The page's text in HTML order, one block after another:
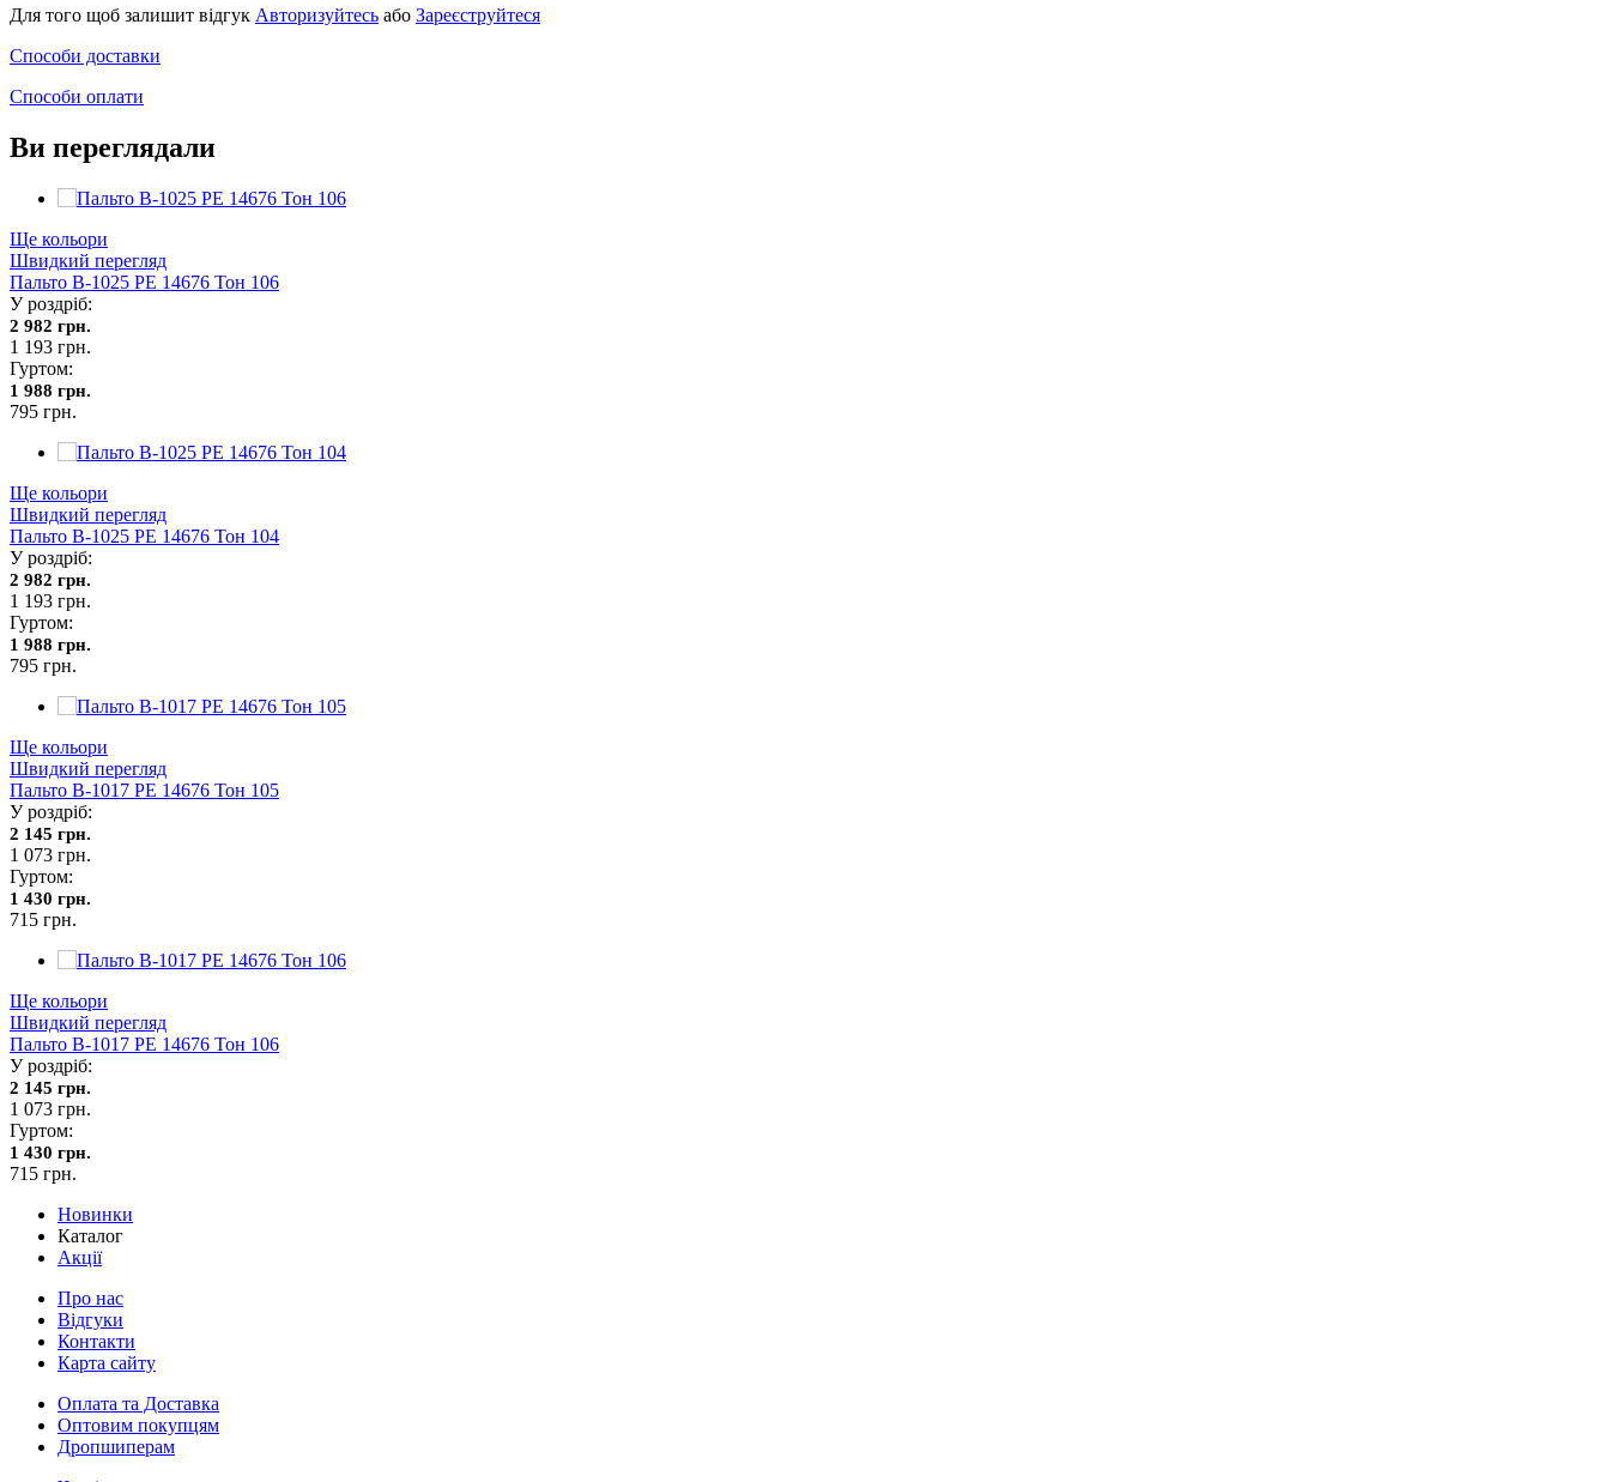
Для того щоб залишит відгук Авторизуйтесь або Зареєструйтеся
Способи доставки
Способи оплати
Ви переглядали
Ще кольори
Швидкий перегляд
Пальто В-1025 PE 14676 Тон 106
У роздріб:
2 982 грн.
1 193 грн.
Гуртом:
1 988 грн.
795 грн.
Ще кольори
Швидкий перегляд
Пальто В-1025 PE 14676 Тон 104
У роздріб:
2 982 грн.
1 193 грн.
Гуртом:
1 988 грн.
795 грн.
Ще кольори
Швидкий перегляд
Пальто В-1017 PE 14676 Тон 105
У роздріб:
2 145 грн.
1 073 грн.
Гуртом:
1 430 грн.
715 грн.
Ще кольори
Швидкий перегляд
Пальто В-1017 PE 14676 Тон 106
У роздріб:
2 145 грн.
1 073 грн.
Гуртом:
1 430 грн.
715 грн.
Новинки
Каталог
Акції
Про нас
Відгуки
Контакти
Карта сайту
Оплата та Доставка
Оптовим покупцям
Дропшиперам